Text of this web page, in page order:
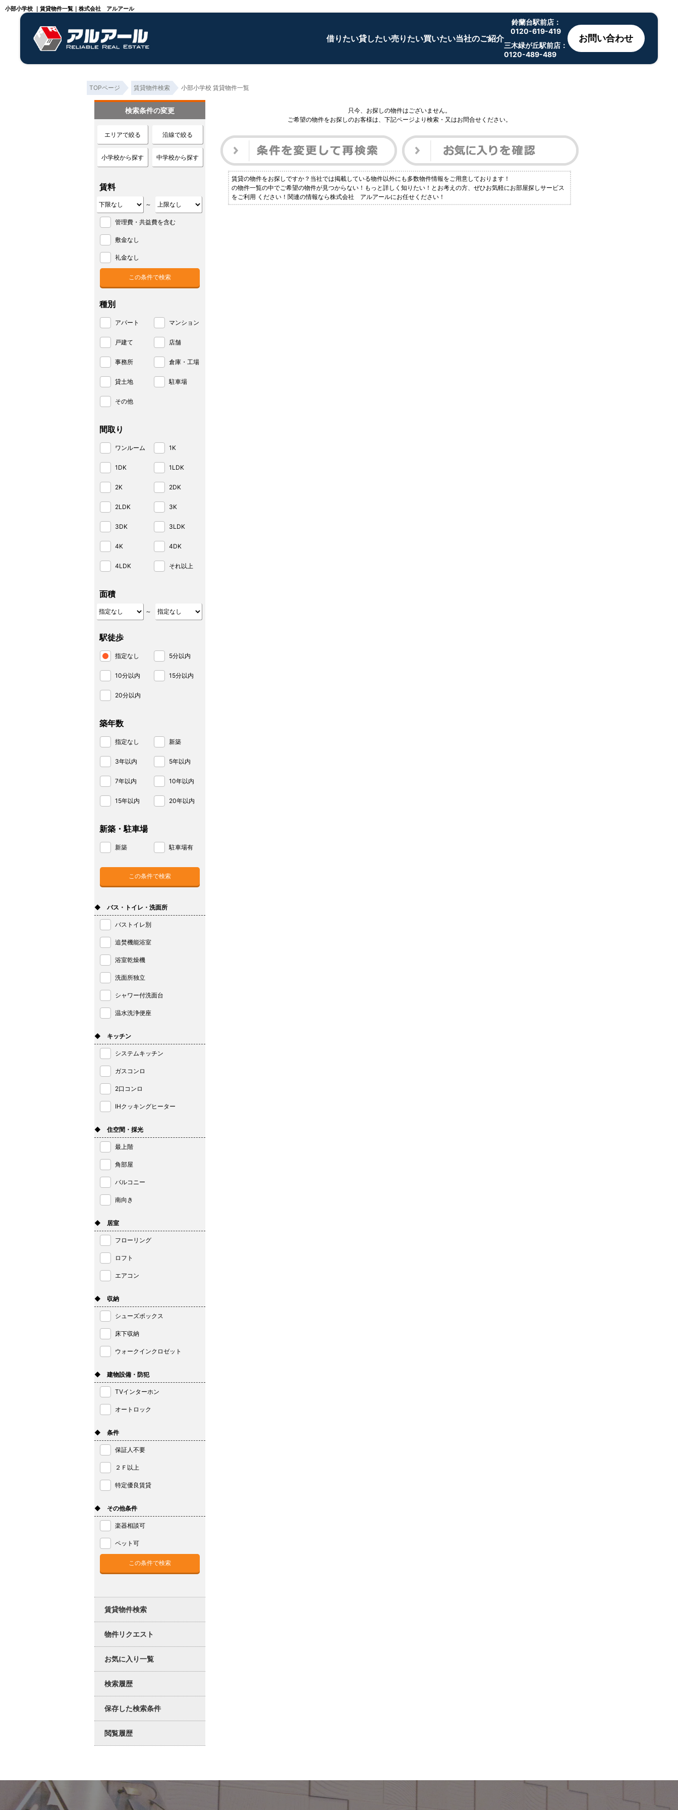
小部小学校 ｜賃貸物件一覧｜株式会社 アルアール
借りたい貸したい売りたい買いたい当社のご紹介
鈴蘭台駅前店：
0120-619-419
三木緑が丘駅前店：
0120-489-489
お問い合わせ
TOPページ 賃貸物件検索 小部小学校 賃貸物件一覧
只今、お探しの物件はございません。
ご希望の物件をお探しのお客様は、下記ページより検索・又はお問合せください。
賃貸の物件をお探しですか？当社では掲載している物件以外にも多数物件情報をご用意しております！
の物件一覧の中でご希望の物件が見つからない！もっと詳しく知りたい！とお考えの方、ぜひお気軽にお部屋探しサービス
をご利用 ください！関連の情報なら株式会社 アルアールにお任せください！
検索条件の変更
エリアで絞る 沿線で絞る
小学校から探す 中学校から探す
賃料
～
管理費・共益費を含む
敷金なし
礼金なし
種別
アパート マンション
戸建て 店舗
事務所 倉庫・工場
貸土地 駐車場
その他
間取り
ワンルーム 1K
1DK 1LDK
2K 2DK
2LDK 3K
3DK 3LDK
4K 4DK
4LDK それ以上
面積
～
駅徒歩
指定なし 5分以内
10分以内 15分以内
20分以内
築年数
指定なし 新築
3年以内 5年以内
7年以内 10年以内
15年以内 20年以内
新築・駐車場
新築 駐車場有
◆ バス・トイレ・洗面所
バストイレ別
追焚機能浴室
浴室乾燥機
洗面所独立
シャワー付洗面台
温水洗浄便座
◆ キッチン
システムキッチン
ガスコンロ
2口コンロ
IHクッキングヒーター
◆ 住空間・採光
最上階
角部屋
バルコニー
南向き
◆ 居室
フローリング
ロフト
エアコン
◆ 収納
シューズボックス
床下収納
ウォークインクロゼット
◆ 建物設備・防犯
TVインターホン
オートロック
◆ 条件
保証人不要
２Ｆ以上
特定優良賃貸
◆ その他条件
楽器相談可
ペット可
賃貸物件検索
物件リクエスト
お気に入り一覧
検索履歴
保存した検索条件
閲覧履歴